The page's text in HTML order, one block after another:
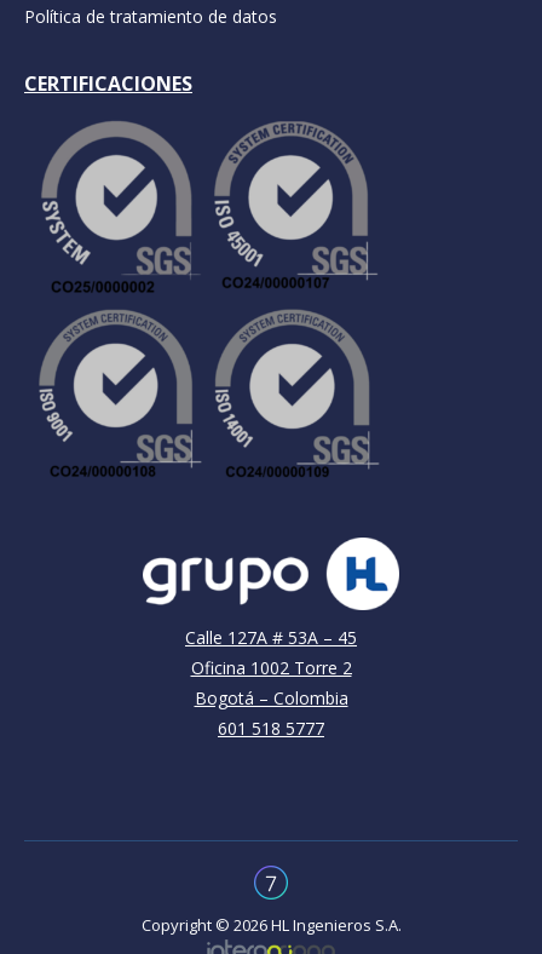
Política de tratamiento de datos
CERTIFICACIONES
Calle 127A # 53A – 45
Oficina 1002 Torre 2
Bogotá – Colombia
601 518 5777
Copyright © 2026 HL Ingenieros S.A.